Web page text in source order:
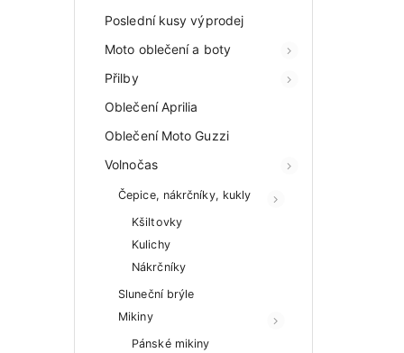
Poslední kusy výprodej
Moto oblečení a boty
Přilby
Oblečení Aprilia
Oblečení Moto Guzzi
Volnočas
Čepice, nákrčníky, kukly
Kšiltovky
Kulichy
Nákrčníky
Sluneční brýle
Mikiny
Pánské mikiny